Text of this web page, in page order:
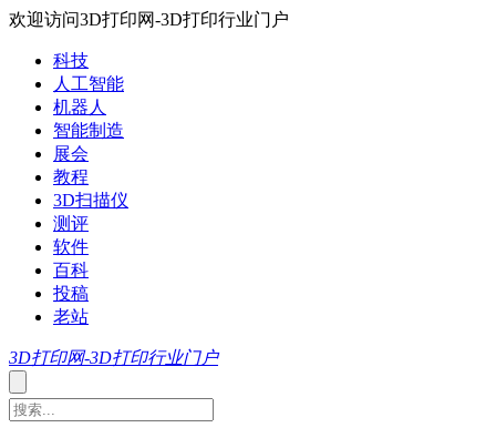
欢迎访问3D打印网-3D打印行业门户
科技
人工智能
机器人
智能制造
展会
教程
3D扫描仪
测评
软件
百科
投稿
老站
3D打印网-3D打印行业门户